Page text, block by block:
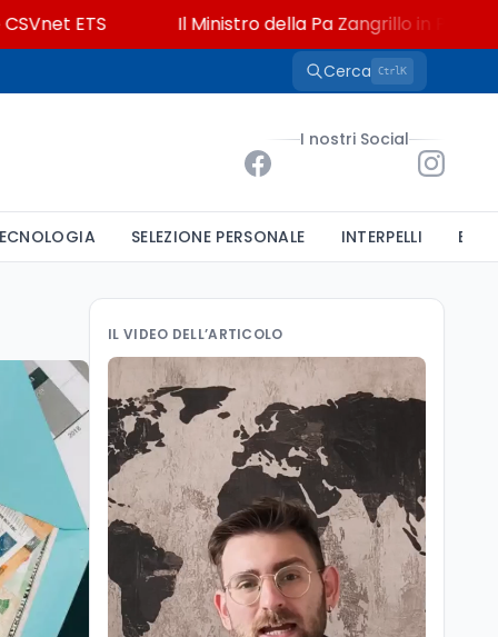
ETS Il Ministro della Pa Zangrillo in Parlamento:
Cerca CtrlK
I nostri Social
SELEZIONE PERSONALE INTERPELLI
IL VIDEO DELL’ARTICOLO